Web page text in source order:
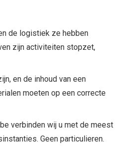
de logistiek ze hebben
zijn activiteiten stopzet,
en de inhoud van een
moeten op een correcte
verbinden wij u met de meest
Geen particulieren.